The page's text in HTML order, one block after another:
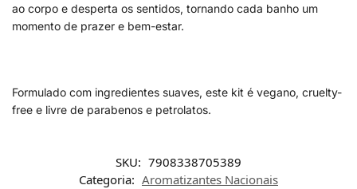
ao corpo e desperta os sentidos, tornando cada banho um
momento de prazer e bem-estar.
Formulado com ingredientes suaves, este kit é vegano, cruelty-
free e livre de parabenos e petrolatos.
SKU: 7908338705389
Categoria: Aromatizantes Nacionais